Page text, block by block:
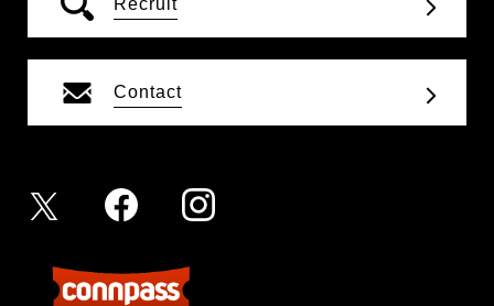
Recruit
Contact